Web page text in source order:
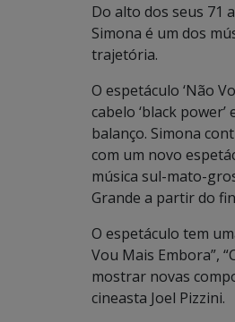
Do alto dos seus 71
Simona é um dos
trajetória.
O espetáculo ‘Não
cabelo ‘black
balanço. Simona
com um novo
música sul-mato-
Grande a partir do
O espetáculo tem
Vou Mais Embora”,
mostrar novas
cineasta Joel Pizzini.